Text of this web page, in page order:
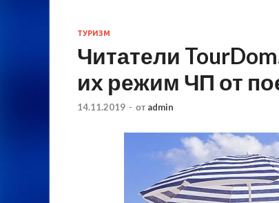
ТУРИЗМ
Читатели
их режим ЧП от
14.11.2019 - от admin